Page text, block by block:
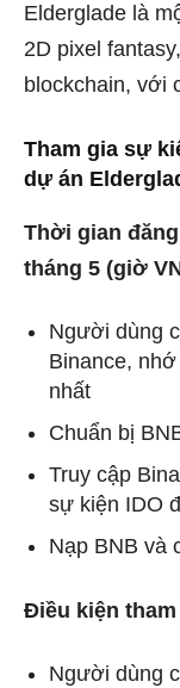
Elderglade là
2D pixel
blockchain, với
Tham gia sự
dự án
Thời gian
tháng 5 (giờ
Người dùng
Binance,
nhất
Chuẩn bị
Truy cập
sự kiện IDO
Nạp BNB và
Điều kiện tham
Người dùng